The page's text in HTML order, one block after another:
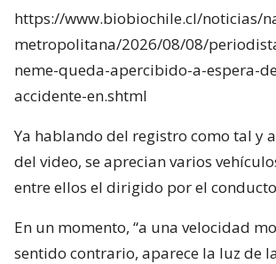
https://www.biobiochile.cl/noticias/
metropolitana/2026/08/08/
neme-queda-apercibido-a-espera-
accidente-en.shtml
Ya hablando del registro como tal y
del video, se aprecian varios
entre ellos el dirigido por el
En un momento, “a una velocidad
sentido contrario, aparece la luz de